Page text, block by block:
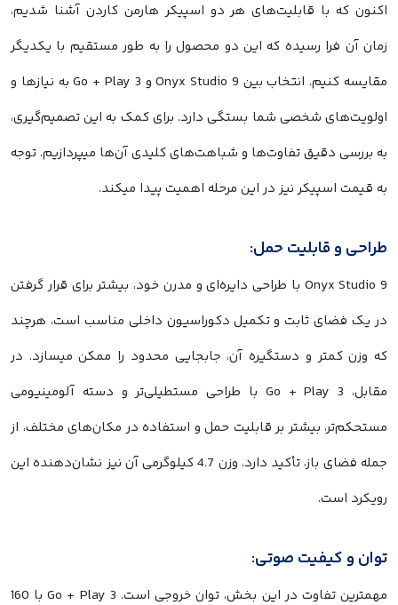
اکنون که با قابلیت‌های هر دو اسپیکر هارمن کاردن آشنا شدیم،
زمان آن فرا رسیده که این دو محصول را به طور مستقیم با یکدیگر
مقایسه کنیم. انتخاب بین Onyx Studio 9 و Go + Play 3 به نیازها و
اولویت‌های شخصی شما بستگی دارد. برای کمک به این تصمیم‌گیری،
به بررسی دقیق تفاوت‌ها و شباهت‌های کلیدی آن‌ها میپردازیم. توجه
به قیمت اسپیکر نیز در این مرحله اهمیت پیدا میکند.
طراحی و قابلیت حمل:
Onyx Studio 9 با طراحی دایره‌ای و مدرن خود، بیشتر برای قرار گرفتن
در یک فضای ثابت و تکمیل دکوراسیون داخلی مناسب است، هرچند
که وزن کمتر و دستگیره آن، جابجایی محدود را ممکن میسازد. در
مقابل، Go + Play 3 با طراحی مستطیلی‌تر و دسته آلومینیومی
مستحکم‌تر، بیشتر بر قابلیت حمل و استفاده در مکان‌های مختلف، از
جمله فضای باز، تأکید دارد. وزن 4.7 کیلوگرمی آن نیز نشان‌دهنده این
رویکرد است.
توان و کیفیت صوتی:
مهمترین تفاوت در این بخش، توان خروجی است. Go + Play 3 با 160